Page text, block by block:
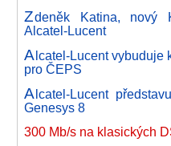
Zdeněk Katina, nový
Alcatel-Lucent
Alcatel-Lucent vybuduje
pro ČEPS
Alcatel-Lucent
Genesys 8
300 Mb/s na klasických